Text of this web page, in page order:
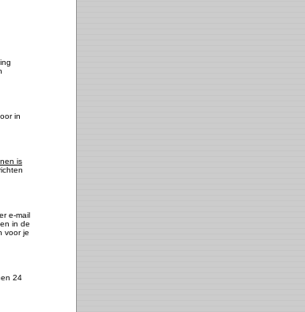
in
is
e-mail
in de
voor je
24